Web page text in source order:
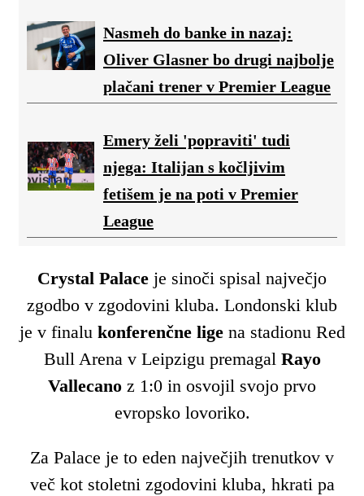
Nasmeh do banke in nazaj:
Oliver Glasner bo drugi najbolje
plačani trener v Premier League
Emery želi 'popraviti' tudi
njega: Italijan s kočljivim
fetišem je na poti v Premier
League
Crystal Palace je sinoči spisal največjo
zgodbo v zgodovini kluba. Londonski klub
je v finalu konferenčne ligena stadionu Red
Bull Arena v Leipzigu premagal Rayo
Vallecano z 1:0 in osvojil svojo prvo
evropsko lovoriko.
Za Palace je to eden največjih trenutkov v
več kot stoletni zgodovini kluba, hkrati pa